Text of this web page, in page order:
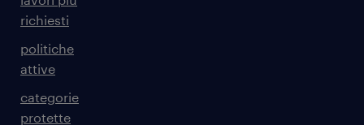
richiesti
politiche
attive
categorie
protette